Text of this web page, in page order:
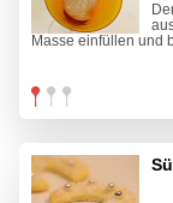
Masse einfüllen und